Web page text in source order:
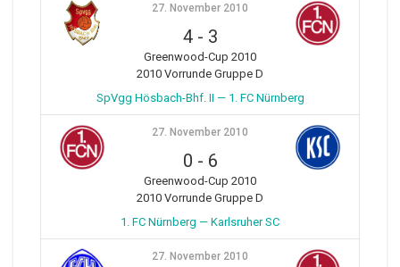
27. November 2010
4- 3
Greenwood-Cup 2010
2010 Vorrunde Gruppe D
SpVgg Hösbach-Bhf. II — 1. FC Nürnberg
27. November 2010
0 - 6
Greenwood-Cup 2010
2010 Vorrunde Gruppe D
1. FC Nürnberg — Karlsruher SC
27. November 2010